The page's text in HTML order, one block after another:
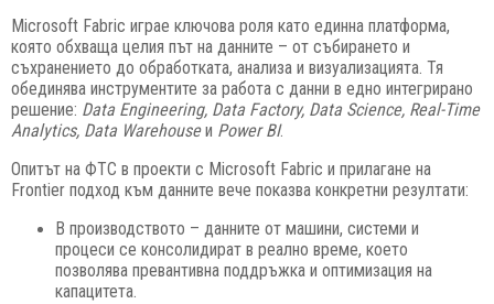
Microsoft Fabric играе ключова роля като единна платформа,
която обхваща целия път на данните – от събирането и
съхранението до обработката, анализа и визуализацията. Тя
обединява инструментите за работа с данни в едно интегрирано
решение: Data Engineering, Data Factory, Data Science, Real-Time
Analytics, Data Warehouseи Power BI.
Опитът на ФТС в проекти с Microsoft Fabric и прилагане на
Frontier подход към данните вече показва конкретни резултати:
В производството – данните от машини, системи и
процеси се консолидират в реално време, което
позволява превантивна поддръжка и оптимизация на
капацитета.